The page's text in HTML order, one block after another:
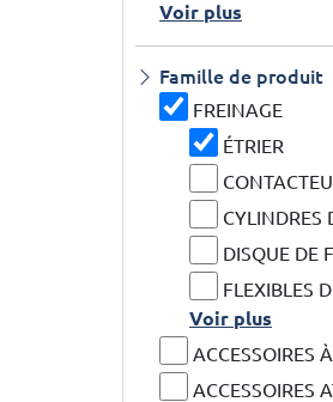
Voir plus
Famille de produit
FREINAGE
ÉTRIER
CYLINDRES
DISQUE DE
FLEXIBLES
Voir plus
ACCESSOIRES
ACCESSOIRES